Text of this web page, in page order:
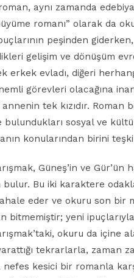
aynı zamanda
romanı” olarak da
peşinden
gelişim ve dönüşüm
erkek evladı, diğeri
görevleri olacağına
tek kızıdır. Roman
bulundukları sosyal ve
konularından birini
Güneş’in ve Gür’ün
Bu iki karaktere
eder ve okuru son bir
bitmemiştir; yeni
okuru da içine
tekrarlarla, zaman
kesici bir romanla